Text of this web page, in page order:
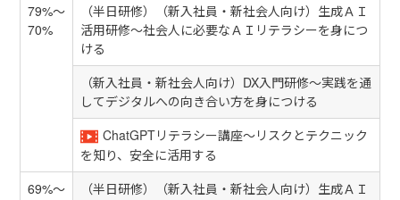
79%～
70%
（半日研修）（新入社員・新社会人向け）生成ＡＩ
活用研修～社会人に必要なＡＩリテラシーを身につ
ける
（新入社員・新社会人向け）DX入門研修～実践を通
してデジタルへの向き合い方を身につける
ChatGPTリテラシー講座～リスクとテクニック
を知り、安全に活用する
69%～
（半日研修）（新入社員・新社会人向け）生成ＡＩ